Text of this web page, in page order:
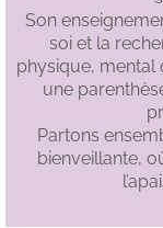
Son
soi et la
physique, mental
une
Partons
bienveillante,